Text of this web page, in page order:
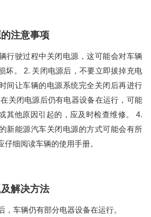
注意事项
行驶过程中关闭电源，这可能会对车辆
坏。 2. 关闭电源后，不要立即拔掉充电
间让车辆的电源系统完全关闭后再进行
关闭电源后仍有电器设备在运行，可能
其他原因引起的，应及时检查维修。 4.
新能源汽车关闭电源的方式可能会有所
仔细阅读车辆的使用手册。
解决方法
，车辆仍有部分电器设备在运行。